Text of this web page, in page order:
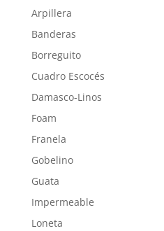
Arpillera
Banderas
Borreguito
Cuadro Escocés
Damasco-Linos
Foam
Franela
Gobelino
Guata
Impermeable
Loneta